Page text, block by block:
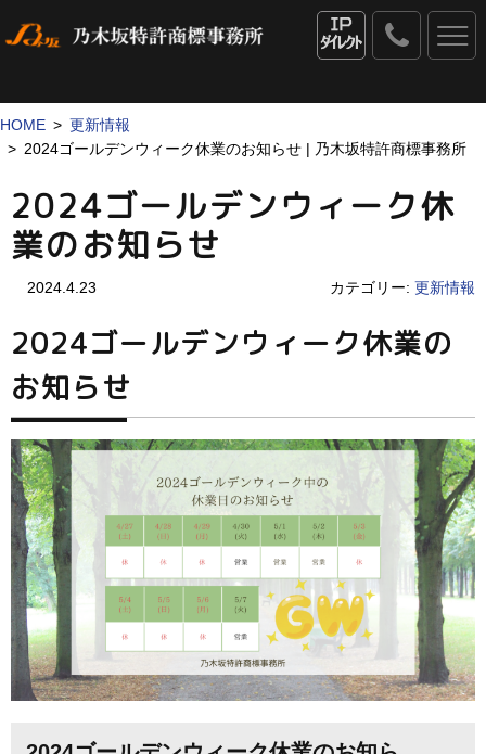
53-
HOME
更新情報
2024ゴールデンウィーク休業のお知らせ | 乃木坂特許商標事務所
2024ゴールデンウィーク休
業のお知らせ
2024.4.23 カテゴリー: 更新情報
2024ゴールデンウィーク休業の
お知らせ